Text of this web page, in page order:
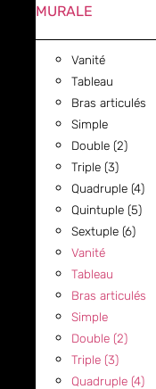
MURALE
Vanité
Tableau
Bras articulés
Simple
Double (2)
Triple (3)
Quadruple (4)
Quintuple (5)
Sextuple (6)
Vanité
Tableau
Bras articulés
Simple
Double (2)
Triple (3)
Quadruple (4)